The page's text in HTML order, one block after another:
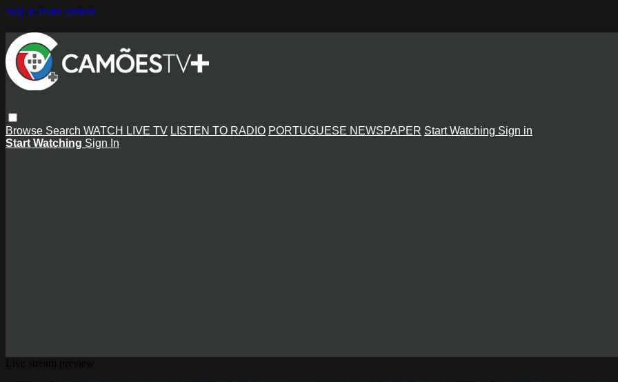
Skip to main content
Browse Search WATCH LIVE TV LISTEN TO RADIO PORTUGUESE NEWSPAPER Start Watching Sign in
Start Watching Sign In